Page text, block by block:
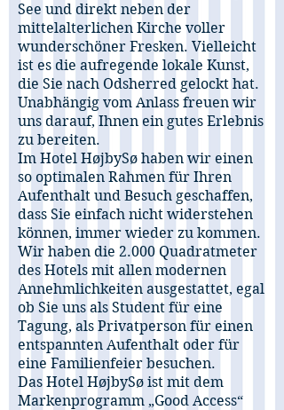
See und direkt neben der
mittelalterlichen Kirche voller
wunderschöner Fresken. Vielleicht
ist es die aufregende lokale Kunst,
die Sie nach Odsherred gelockt hat.
Unabhängig vom Anlass freuen wir
uns darauf, Ihnen ein gutes Erlebnis
zu bereiten.
Im Hotel HøjbySø haben wir einen
so optimalen Rahmen für Ihren
Aufenthalt und Besuch geschaffen,
dass Sie einfach nicht widerstehen
können, immer wieder zu kommen.
Wir haben die 2.000 Quadratmeter
des Hotels mit allen modernen
Annehmlichkeiten ausgestattet, egal
ob Sie uns als Student für eine
Tagung, als Privatperson für einen
entspannten Aufenthalt oder für
eine Familienfeier besuchen.
Das Hotel HøjbySø ist mit dem
Markenprogramm „Good Access“